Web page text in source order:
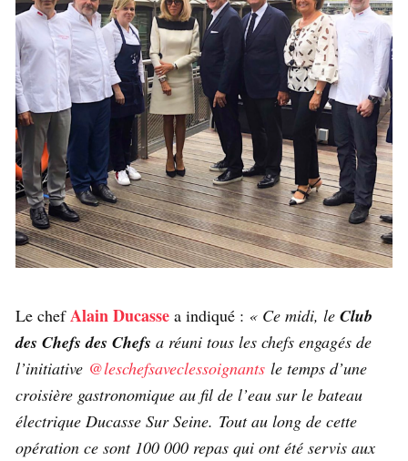
Le chefAlain Ducasse a indiqué : « Ce midi, le Club
des Chefs des Chefs a réuni tous les chefs engagés de
l’initiative @leschefsaveclessoignants le temps d’une
croisière gastronomique au fil de l’eau sur le bateau
électrique Ducasse Sur Seine. Tout au long de cette
opération ce sont 100 000 repas qui ont été servis aux